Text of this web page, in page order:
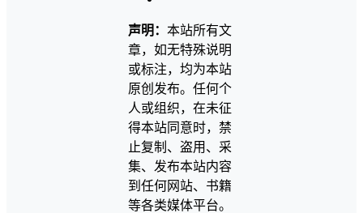
声明： 本站所有文
章，如无特殊说明
或标注，均为本站
原创发布。任何个
人或组织，在未征
得本站同意时，禁
止复制、盗用、采
集、发布本站内容
到任何网站、书籍
等各类媒体平台。